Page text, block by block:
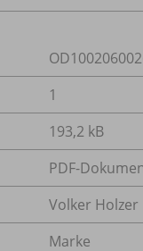
1
193,2 kB
PDF-
Volker Holzer
Marke